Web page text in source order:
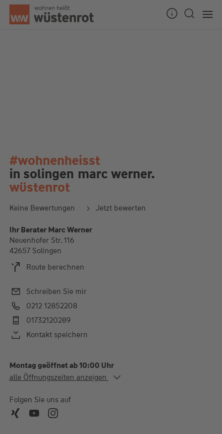
#wohnenheisst
in solingen marc werner.
wüstenrot
Keine Bewertungen Jetzt bewerten
Ihr Berater Marc Werner
Neuenhofer Str. 116
42657 Solingen
Route berechnen
Schreiben Sie mir
0212 12852208
01732120289
Kontakt speichern
Montag geöffnet ab 10:00 Uhr
Alle Öffnungszeiten
Di.
alle Öffnungszeiten anzeigen
Folgen Sie uns auf